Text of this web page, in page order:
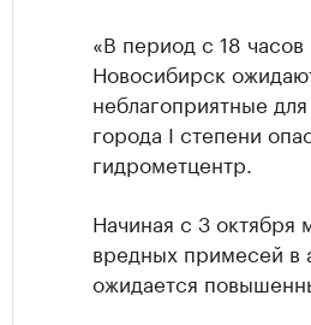
«В период с 18
Новосибирск
неблагоприятные
города I степени
гидрометцентр.
Начиная с 3 октября
вредных примесей в
ожидается